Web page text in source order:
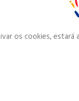
os cookies,